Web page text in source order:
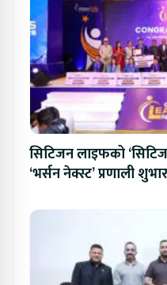
सिटिजन लाइफको
‘भर्सन नेक्स्ट’ प्रणाली